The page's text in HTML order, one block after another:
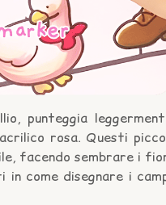
punteggia
rosa. Questi
facendo sembrare i
in come disegnare i